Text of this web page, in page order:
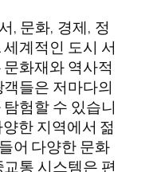
, 문화, 경제, 정
계적인 도시 서
화재와 역사적
들은 저마다의
험할 수 있습니
한 지역에서 젊
어 다양한 문화
통 시스템은 편